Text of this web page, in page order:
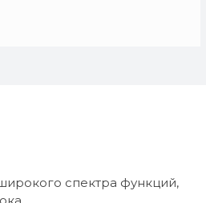
спектра функций,